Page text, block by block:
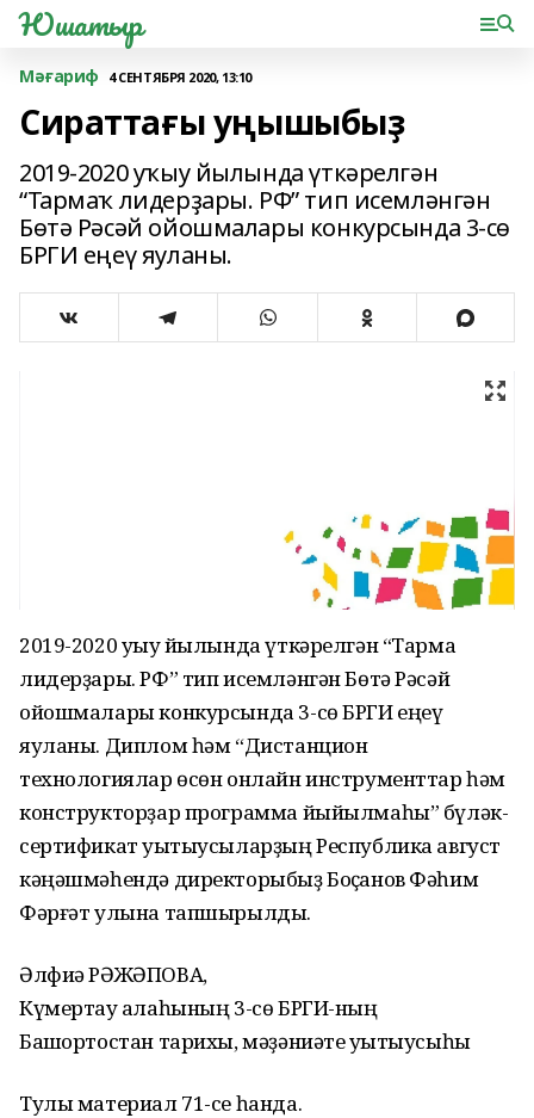
Юшатыр
Мәғариф 4 СЕНТЯБРЯ 2020, 13:10
Сираттағы уңышыбыҙ
2019-2020 уҡыу йылында үткәрелгән
“Тармаҡ лидерҙары. РФ” тип исемләнгән
Бөтә Рәсәй ойошмалары конкурсында 3-сө
БРГИ еңеү яуланы.
2019-2020 уҡыу йылында үткәрелгән “Тармаҡ
лидерҙары. РФ” тип исемләнгән Бөтә Рәсәй
ойошмалары конкурсында 3-сө БРГИ еңеү
яуланы. Диплом һәм “Дистанцион
технологиялар өсөн онлайн инструменттар һәм
конструкторҙар программа йыйылмаһы” бүләк-
сертификат уҡытыусыларҙың Республика август
кәңәшмәһендә директорыбыҙ Боҫҡанов Фәһим
Фәрғәт улына тапшырылды.
Әлфиә РӘЖӘПОВА,
Күмертау ҡалаһының 3-сө БРГИ-ның
Башҡортостан тарихы, мәҙәниәте уҡытыусыһы
Тулы материал 71-се һанда.